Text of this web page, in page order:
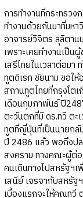
การทำงานที่กระทรว
ทำงานด้วยกันมาที่มห
อาจารย์วิจิตร ลุลิตาน
เพราะเคยทำงานเป็น
เสรีไทยในเวลาต่อมา
ทูตดิเรก ชัยนาม ขอใ
สถานทูตไทยที่กรุงโต
เดือนกุมภาพันธ์ ปี
ตะวันตกที่มี ดร.ทวี ตะ
ทูตที่ญี่ปุ่นที่เป็นนายกลั
ปี 2486 แล้ว พอถึงป
สงคราม ทางคณะผู้ต่
คนเดินทางไปสหรัฐฯ
เสนีย์ เจรจากับสหรั
เบื้องแรกจะให้คุณทวี